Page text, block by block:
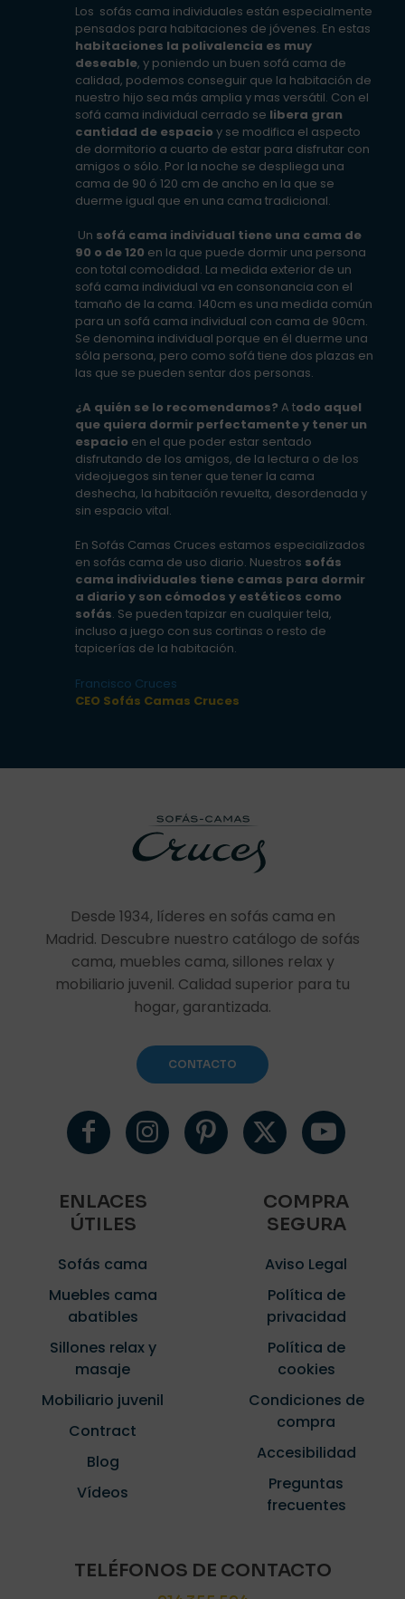
Los sofás cama individuales están especialmente
pensados para habitaciones de jóvenes. En estas
habitaciones la polivalencia es muy
deseable, y poniendo un buen sofá cama de
calidad, podemos conseguir que la habitación de
nuestro hijo sea más amplia y mas versátil. Con el
sofá cama individual cerrado se libera gran
cantidad de espacio y se modifica el aspecto
de dormitorio a cuarto de estar para disfrutar con
amigos o sólo. Por la noche se despliega una
cama de 90 ó 120 cm de ancho en la que se
duerme igual que en una cama tradicional.
Un sofá cama individual tiene una cama de
90 o de 120 en la que puede dormir una persona
con total comodidad. La medida exterior de un
sofá cama individual va en consonancia con el
tamaño de la cama. 140cm es una medida común
para un sofá cama individual con cama de 90cm.
Se denomina individual porque en él duerme una
sóla persona, pero como sofá tiene dos plazas en
las que se pueden sentar dos personas.
¿A quién se lo recomendamos? A todo aquel
que quiera dormir perfectamente y tener un
espacio en el que poder estar sentado
disfrutando de los amigos, de la lectura o de los
videojuegos sin tener que tener la cama
deshecha, la habitación revuelta, desordenada y
sin espacio vital.
En Sofás Camas Cruces estamos especializados
en sofás cama de uso diario. Nuestros sofás
cama individuales tiene camas para dormir
a diario y son cómodos y estéticos como
sofás. Se pueden tapizar en cualquier tela,
incluso a juego con sus cortinas o resto de
tapicerías de la habitación.
Francisco Cruces
CEO Sofás Camas Cruces
Desde 1934, líderes en sofás cama en
Madrid. Descubre nuestro catálogo de sofás
cama, muebles cama, sillones relax y
mobiliario juvenil. Calidad superior para tu
hogar, garantizada.
CONTACTO
ENLACES
ÚTILES
Sofás cama
Muebles cama
abatibles
Sillones relax y
masaje
Mobiliario juvenil
Contract
Blog
Vídeos
COMPRA
SEGURA
Aviso Legal
Política de
privacidad
Política de
cookies
Condiciones de
compra
Accesibilidad
Preguntas
frecuentes
TELÉFONOS DE CONTACTO